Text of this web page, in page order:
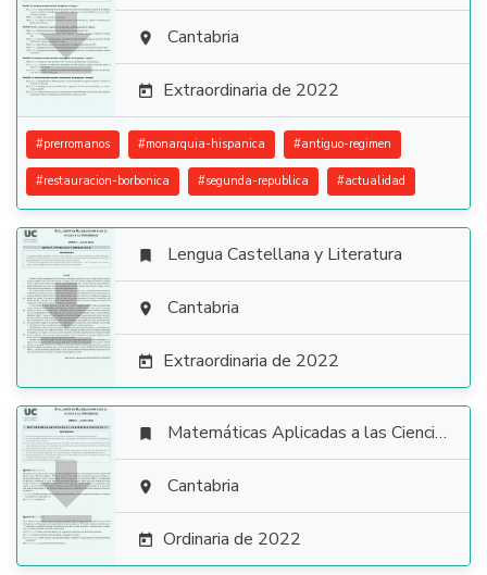
  Cantabria
 Extraordinaria de 2022
#prerromanos #monarquia-hispanica #antiguo-regimen
#restauracion-borbonica #segunda-republica #actualidad

 Lengua Castellana y Literatura
 Cantabria
 Extraordinaria de 2022

 Matemáticas Aplicadas a las Ciencias Sociales
 Cantabria
 Ordinaria de 2022